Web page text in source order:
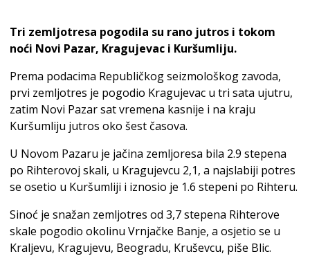
Tri zemljotresa pogodila su rano jutros i tokom
noći Novi Pazar, Kragujevac i Kuršumliju.
Prema podacima Republičkog seizmološkog zavoda,
prvi zemljotres je pogodio Kragujevac u tri sata ujutru,
zatim Novi Pazar sat vremena kasnije i na kraju
Kuršumliju jutros oko šest časova.
U Novom Pazaru je jačina zemljoresa bila 2.9 stepena
po Rihterovoj skali, u Kragujevcu 2,1, a najslabiji potres
se osetio u Kuršumliji i iznosio je 1.6 stepeni po Rihteru.
Sinoć je snažan zemljotres od 3,7 stepena Rihterove
skale pogodio okolinu Vrnjačke Banje, a osjetio se u
Kraljevu, Kragujevu, Beogradu, Kruševcu, piše Blic.